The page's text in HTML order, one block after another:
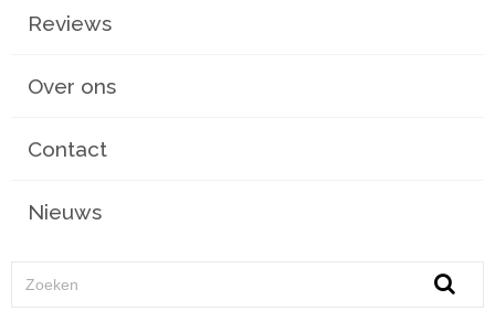
Reviews
Over ons
Contact
Nieuws